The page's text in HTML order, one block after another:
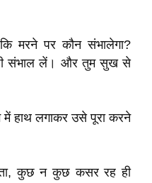
मरने पर कौन संभालेगा?
संभाल लें। और तुम सुख से
हाथ लगाकर उसे पूरा करने
कुछ न कुछ कसर रह ही